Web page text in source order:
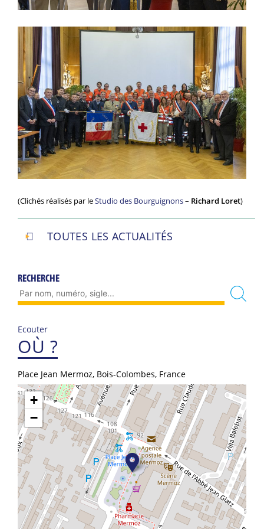
(Clichés réalisés par leStudio des Bourguignons– Richard Loret)
TOUTES LES ACTUALITÉS
RECHERCHE
Ecouter
OÙ ?
Place Jean Mermoz, Bois-Colombes, France
+
−